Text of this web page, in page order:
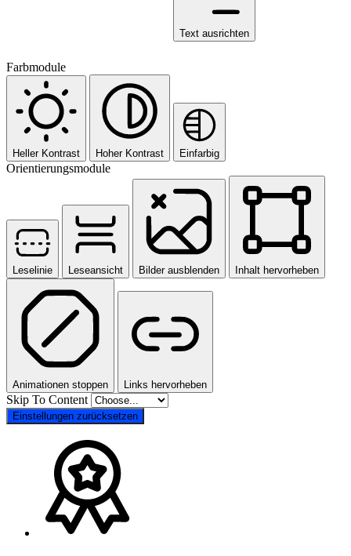
Text ausrichten
Farbmodule
Heller Kontrast Hoher Kontrast Einfarbig
Orientierungsmodule
Leselinie Leseansicht Bilder ausblenden Inhalt hervorheben
Animationen stoppen Links hervorheben
Skip To Content
Einstellungen zurücksetzen